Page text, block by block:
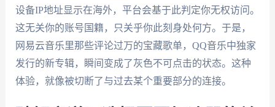
设备IP地址显示在海外，平台会基于此判定你无权访问。
这无关你的账号国籍，只关乎你此刻身处何方。于是，
网易云音乐里那些评论过万的宝藏歌单，QQ音乐中独家
发行的新专辑，瞬间变成了灰色不可点击的状态。这种
体验，就像被切断了与过去某个重要部分的连接。